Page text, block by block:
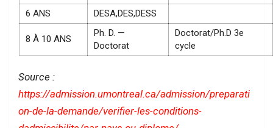
6 ANS
DESA,DES,DESS
8 À 10 ANS
Ph. D. —
Doctorat
Doctorat/Ph.D 3e
cycle
Source :
https://admission.umontreal.ca/admission/preparati
on-de-la-demande/verifier-les-conditions-